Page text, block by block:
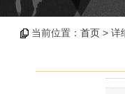
当前位置： 首页 > 详